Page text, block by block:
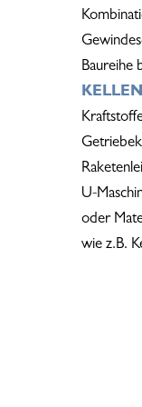
Baureihe
U-
oder
wie z.B.